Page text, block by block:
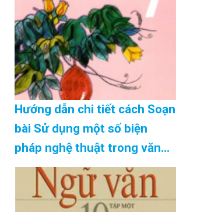
Hướng dẫn chi tiết cách Soạn
bài Sử dụng một số biện
pháp nghệ thuật trong văn
bản thuyết minh siêu ngắn
hay nhất Cập Nhật 08/2026